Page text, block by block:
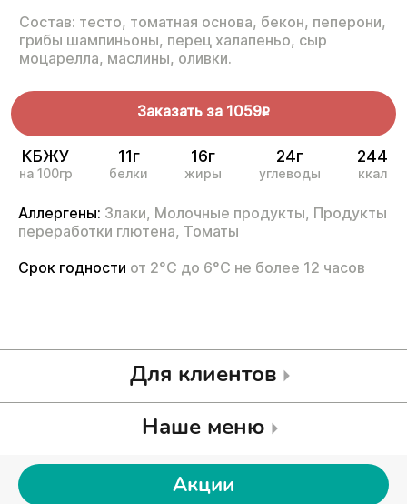
Состав: тесто, томатная основа, бекон, пеперони,
грибы шампиньоны, перец халапеньо, сыр
моцарелла, маслины, оливки.
Заказать за 1059R
КБЖУ
на 100гр
11г
белки
16г
жиры
24г
углеводы
244
ккал
Аллергены: Злаки, Молочные продукты, Продукты
переработки глютена, Томаты
Срок годности от 2°С до 6°С не более 12 часов
Для клиентов
Наше меню
Акции